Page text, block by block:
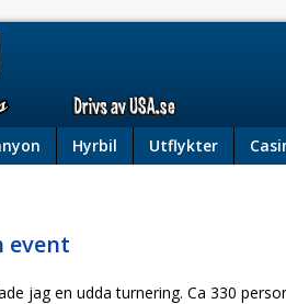
Hyrbil Utflykter
event
jag en udda turnering. Ca 330